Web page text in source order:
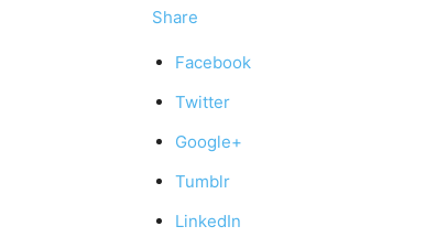
Share
Facebook
Twitter
Google+
Tumblr
LinkedIn